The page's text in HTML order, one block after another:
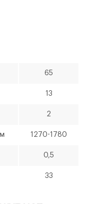
65
13
2
1270-1780
0,5
33